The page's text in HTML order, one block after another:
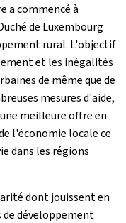
a commencé à
de Luxembourg
rural. L'objectif
et les inégalités
de même que de
mesures d'aide,
meilleure offre en
l'économie locale ce
dans les régions
dont jouissent en
de développement